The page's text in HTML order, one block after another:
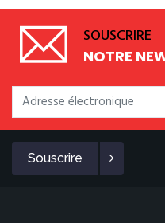
SOUSCRIRE
NOTRE
Souscrire